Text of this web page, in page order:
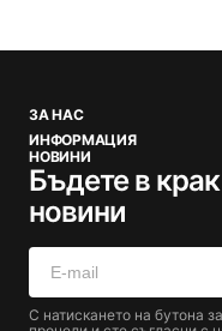
ЗА НАС
ИНФОРМАЦИЯ
НОВИНИ
Бъдете в
новини
С натискането на бутона